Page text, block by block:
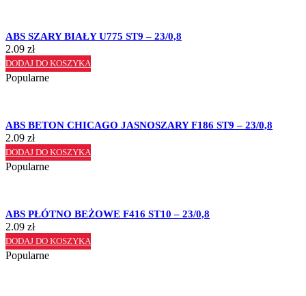
ABS SZARY BIAŁY U775 ST9 – 23/0,8
2.09 zł
DODAJ DO KOSZYKA
Popularne
ABS BETON CHICAGO JASNOSZARY F186 ST9 – 23/0,8
2.09 zł
DODAJ DO KOSZYKA
Popularne
ABS PŁÓTNO BEŻOWE F416 ST10 – 23/0,8
2.09 zł
DODAJ DO KOSZYKA
Popularne